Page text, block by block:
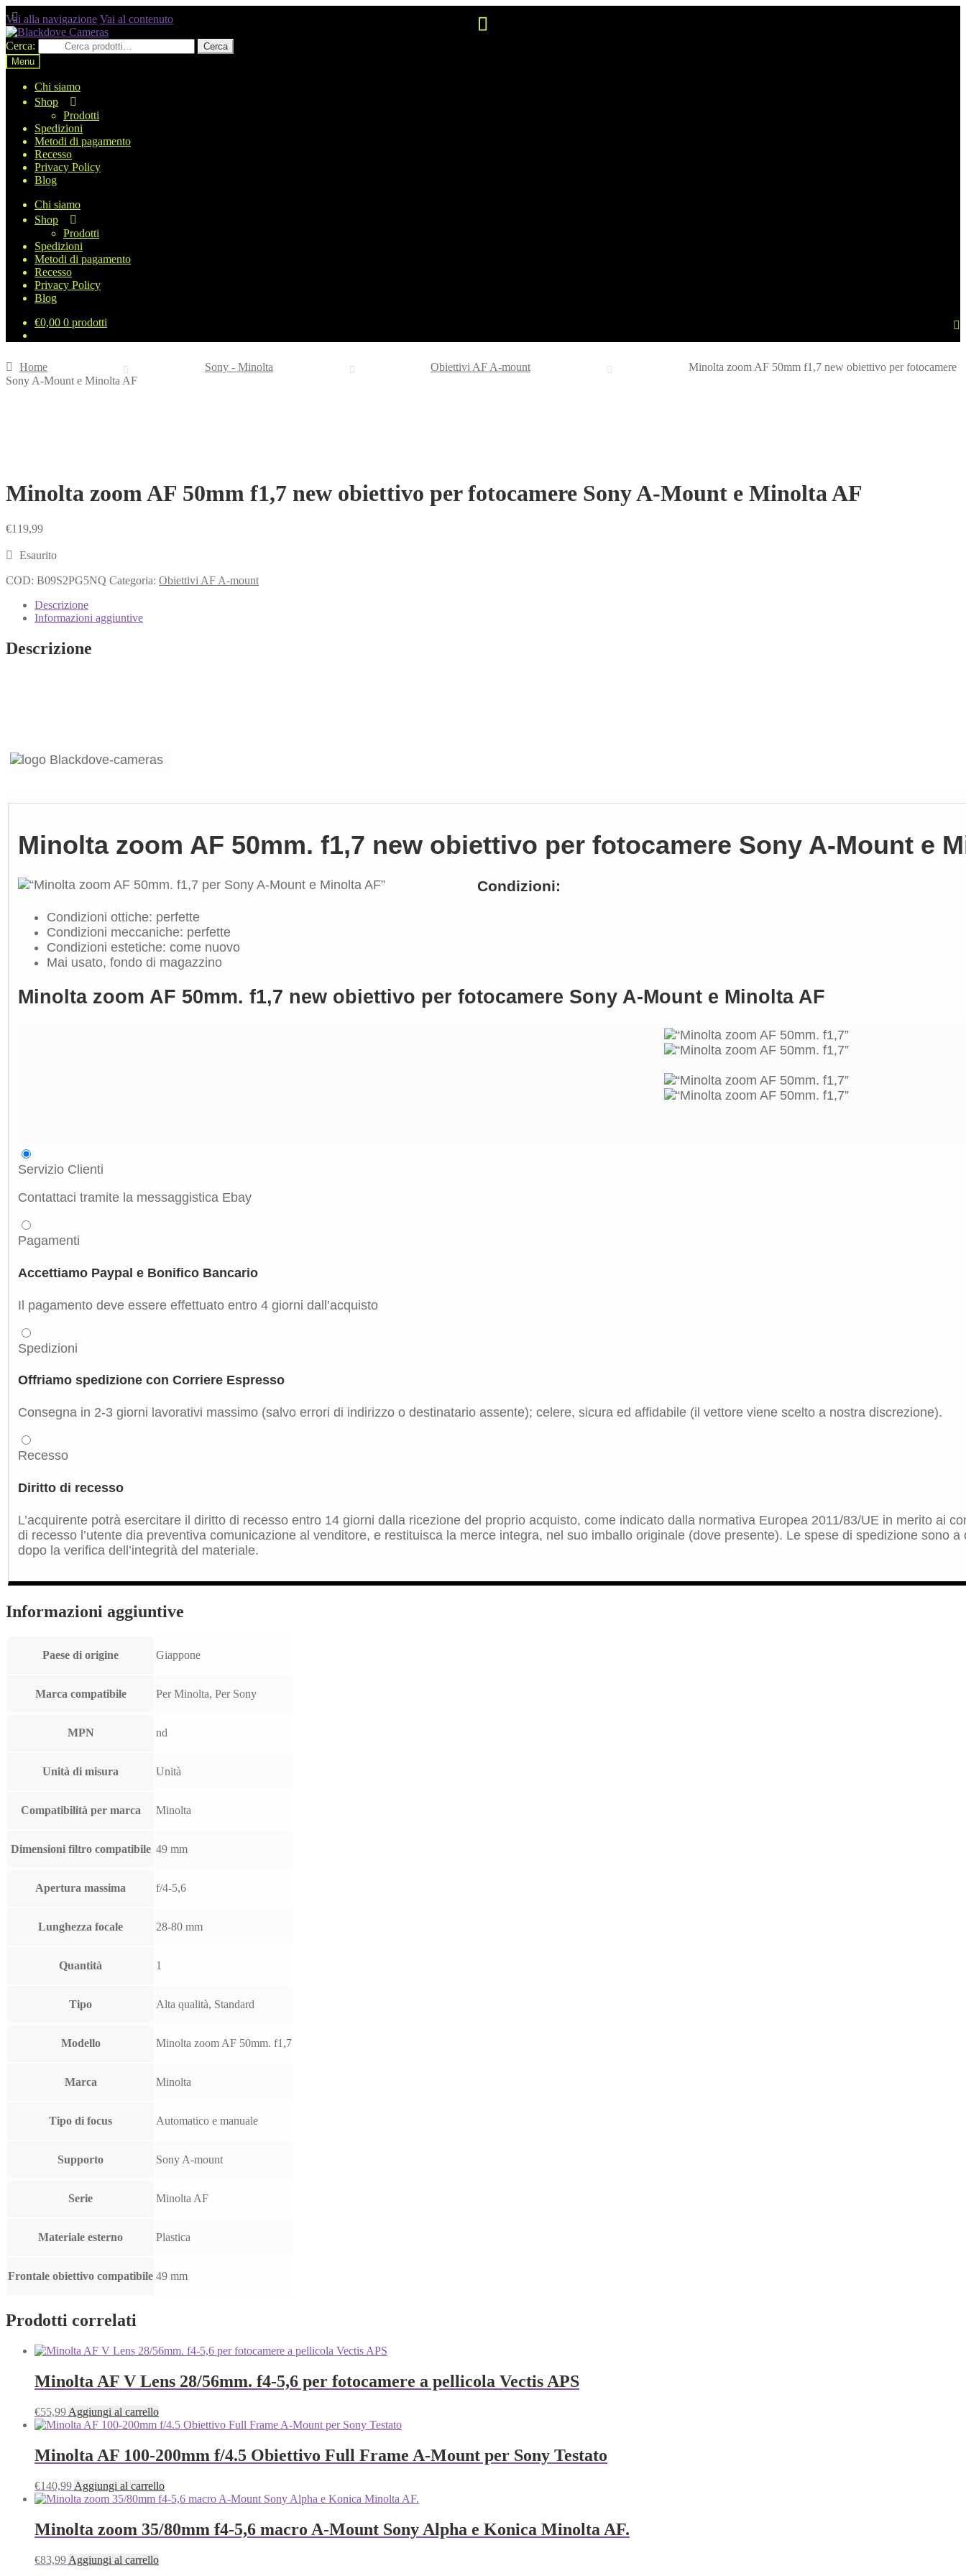
Vai alla navigazione Vai al contenuto
Cerca:
Cerca
Menu
Chi siamo
Shop
Prodotti
Spedizioni
Metodi di pagamento
Recesso
Privacy Policy
Blog
Chi siamo
Shop
Prodotti
Spedizioni
Metodi di pagamento
Recesso
Privacy Policy
Blog
€0,00 0 prodotti
Home Sony - Minolta Obiettivi AF A-mount
Minolta zoom AF 50mm f1,7 new obiettivo per fotocamere
Sony A-Mount e Minolta AF
Minolta zoom AF 50mm f1,7 new obiettivo per fotocamere Sony A-Mount e Minolta AF
€119,99
Esaurito
COD: B09S2PG5NQ Categoria: Obiettivi AF A-mount
Descrizione
Informazioni aggiuntive
Descrizione
Minolta zoom AF 50mm. f1,7 new obiettivo per fotocamere Sony A-Mount e
Condizioni:
Condizioni ottiche: perfette
Condizioni meccaniche: perfette
Condizioni estetiche: come nuovo
Mai usato, fondo di magazzino
Minolta zoom AF 50mm. f1,7 new obiettivo per fotocamere Sony A-Mount e Minolta AF
Servizio Clienti
Contattaci tramite la messaggistica Ebay
Pagamenti
Accettiamo Paypal e Bonifico Bancario
Il pagamento deve essere effettuato entro 4 giorni dall’acquisto
Spedizioni
Offriamo spedizione con Corriere Espresso
Consegna in 2-3 giorni lavorativi massimo (salvo errori di indirizzo o destinatario assente); celere, sicura ed affidabile (il vettore viene scelto a nostra discrezione).
Recesso
Diritto di recesso
L’acquirente potrà esercitare il diritto di recesso entro 14 giorni dalla ricezione del proprio acquisto, come indicato dalla normativa Europea 2011/83/UE in merito ai
di recesso l’utente dia preventiva comunicazione al venditore, e restituisca la merce integra, nel suo imballo originale (dove presente). Le spese di spedizione sono
dopo la verifica dell’integrità del materiale.
Informazioni aggiuntive
Paese di origine Giappone
Marca compatibile Per Minolta, Per Sony
MPN nd
Unità di misura Unità
Compatibilità per marca Minolta
Dimensioni filtro compatibile 49 mm
Apertura massima f/4-5,6
Lunghezza focale 28-80 mm
Quantità 1
Tipo Alta qualità, Standard
Modello Minolta zoom AF 50mm. f1,7
Marca Minolta
Tipo di focus Automatico e manuale
Supporto Sony A-mount
Serie Minolta AF
Materiale esterno Plastica
Frontale obiettivo compatibile 49 mm
Prodotti correlati
Minolta AF V Lens 28/56mm. f4-5,6 per fotocamere a pellicola Vectis APS
€55,99 Aggiungi al carrello
Minolta AF 100-200mm f/4.5 Obiettivo Full Frame A-Mount per Sony Testato
€140,99 Aggiungi al carrello
Minolta zoom 35/80mm f4-5,6 macro A-Mount Sony Alpha e Konica Minolta AF.
€83,99 Aggiungi al carrello